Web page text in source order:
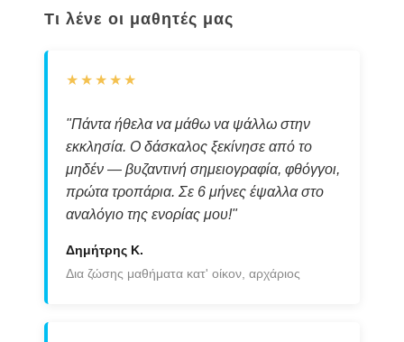
Τι λένε οι μαθητές μας
★★★★★
"Πάντα ήθελα να μάθω να ψάλλω στην
εκκλησία. Ο δάσκαλος ξεκίνησε από το
μηδέν — βυζαντινή σημειογραφία, φθόγγοι,
πρώτα τροπάρια. Σε 6 μήνες έψαλλα στο
αναλόγιο της ενορίας μου!"
Δημήτρης Κ.
Δια ζώσης μαθήματα κατ' οίκον, αρχάριος